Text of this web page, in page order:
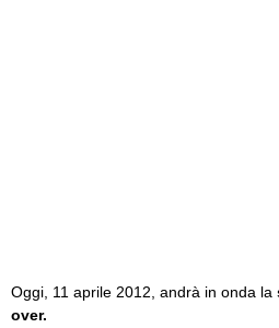
Oggi, 11 aprile 2012, andrà in onda la
over.